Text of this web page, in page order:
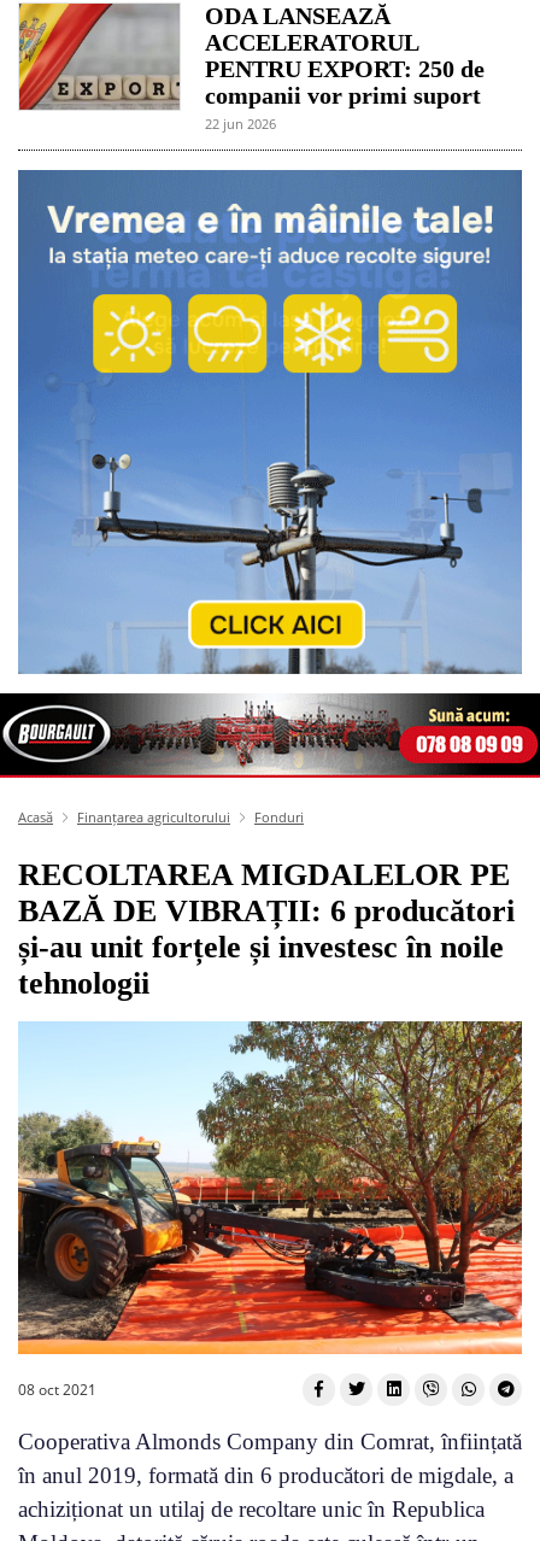
ODA LANSEAZĂ
ACCELERATORUL
PENTRU EXPORT: 250 de
companii vor primi suport
22 jun 2026
Acasă Finanțarea agricultorului Fonduri
RECOLTAREA MIGDALELOR PE
BAZĂ DE VIBRAȚII: 6 producători
și-au unit forțele și investesc în noile
tehnologii
08 oct 2021
Cooperativa Almonds Company din Comrat, înființată
în anul 2019, formată din 6 producători de migdale, a
achiziționat un utilaj de recoltare unic în Republica